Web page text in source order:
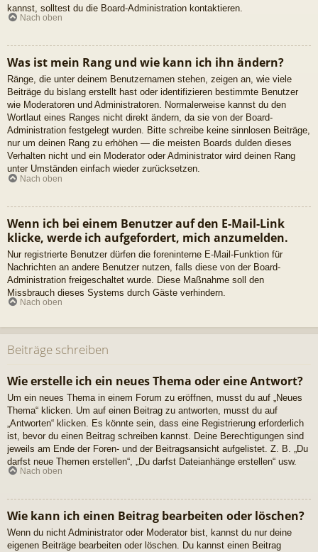
kannst, solltest du die Board-Administration kontaktieren.
Nach oben
Was ist mein Rang und wie kann ich ihn ändern?
Ränge, die unter deinem Benutzernamen stehen, zeigen an, wie viele
Beiträge du bislang erstellt hast oder identifizieren bestimmte Benutzer
wie Moderatoren und Administratoren. Normalerweise kannst du den
Wortlaut eines Ranges nicht direkt ändern, da sie von der Board-
Administration festgelegt wurden. Bitte schreibe keine sinnlosen Beiträge,
nur um deinen Rang zu erhöhen — die meisten Boards dulden dieses
Verhalten nicht und ein Moderator oder Administrator wird deinen Rang
unter Umständen einfach wieder zurücksetzen.
Nach oben
Wenn ich bei einem Benutzer auf den E-Mail-Link
klicke, werde ich aufgefordert, mich anzumelden.
Nur registrierte Benutzer dürfen die foreninterne E-Mail-Funktion für
Nachrichten an andere Benutzer nutzen, falls diese von der Board-
Administration freigeschaltet wurde. Diese Maßnahme soll den
Missbrauch dieses Systems durch Gäste verhindern.
Nach oben
Beiträge schreiben
Wie erstelle ich ein neues Thema oder eine Antwort?
Um ein neues Thema in einem Forum zu eröffnen, musst du auf „Neues
Thema“ klicken. Um auf einen Beitrag zu antworten, musst du auf
„Antworten“ klicken. Es könnte sein, dass eine Registrierung erforderlich
ist, bevor du einen Beitrag schreiben kannst. Deine Berechtigungen sind
jeweils am Ende der Foren- und der Beitragsansicht aufgelistet. Z. B. „Du
darfst neue Themen erstellen“, „Du darfst Dateianhänge erstellen“ usw.
Nach oben
Wie kann ich einen Beitrag bearbeiten oder löschen?
Wenn du nicht Administrator oder Moderator bist, kannst du nur deine
eigenen Beiträge bearbeiten oder löschen. Du kannst einen Beitrag